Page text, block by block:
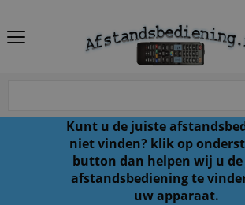
Kunt u de juiste
niet vinden? klik op
button dan helpen wij u
afstandsbediening te
uw apparaat.